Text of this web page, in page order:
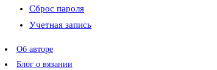
Сброс пароля
Учетная запись
Об авторе
Блог о вязании